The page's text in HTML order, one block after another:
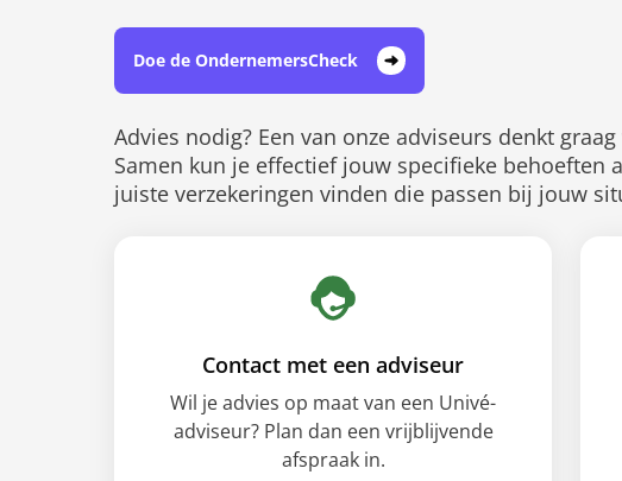
Doe de OndernemersCheck
Advies nodig? Een van onze adviseurs denkt
Samen kun je effectief jouw specifieke behoeften
juiste verzekeringen vinden die passen bij jouw
Contact met een adviseur
Wil je advies op maat van een Univé-
adviseur? Plan dan een vrijblijvende
afspraak in.